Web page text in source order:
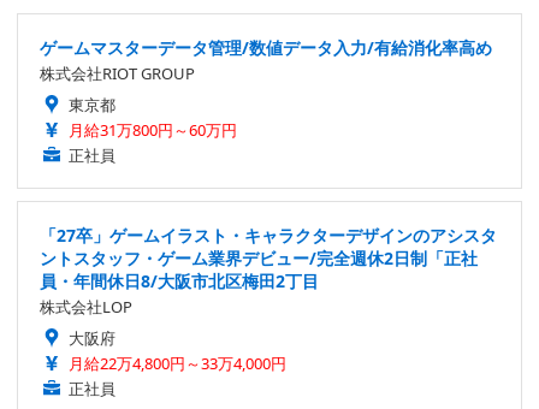
ゲームマスターデータ管理/数値データ入力/有給消化率高め
株式会社RIOT GROUP
東京都
月給31万800円～60万円
正社員
「27卒」ゲームイラスト・キャラクターデザインのアシスタ
ントスタッフ・ゲーム業界デビュー/完全週休2日制「正社
員・年間休日8/大阪市北区梅田2丁目
株式会社LOP
大阪府
月給22万4,800円～33万4,000円
正社員